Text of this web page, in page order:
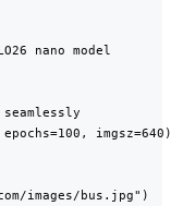
nano model
imgsz=640)
images/bus.jpg")